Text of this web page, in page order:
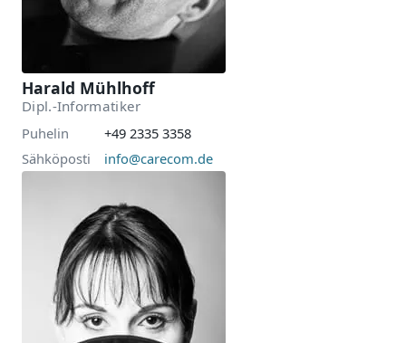
Harald Mühlhoff
Dipl.-Informatiker
Puhelin
+49 2335 3358
Sähköposti
info@carecom.de